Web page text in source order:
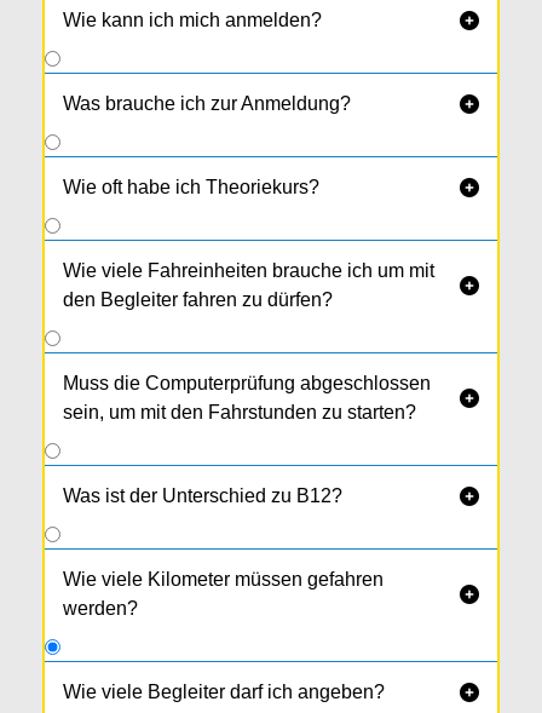
Wie kann ich mich anmelden? 
Was brauche ich zur Anmeldung? 
Wie oft habe ich Theoriekurs? 
Wie viele Fahreinheiten brauche ich um mit
den Begleiter fahren zu dürfen?

Muss die Computerprüfung abgeschlossen
sein, um mit den Fahrstunden zu starten?

Was ist der Unterschied zu B12? 
Wie viele Kilometer müssen gefahren
werden?

Wie viele Begleiter darf ich angeben? 